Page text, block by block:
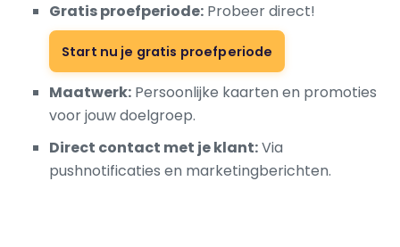
Gratis proefperiode: Probeer direct!
Start nu je gratis proefperiode
Maatwerk: Persoonlijke kaarten en promoties
voor jouw doelgroep.
Direct contact met je klant:Via
pushnotificaties en marketingberichten.